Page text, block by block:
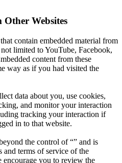
Websites
contain embedded material from
limited to YouTube, Facebook,
content from these
way as if you had visited the
data about you, use cookies,
and monitor your interaction
tracking your interaction if
in to that website.
the control of “” and is
terms of service of the
encourage you to review the